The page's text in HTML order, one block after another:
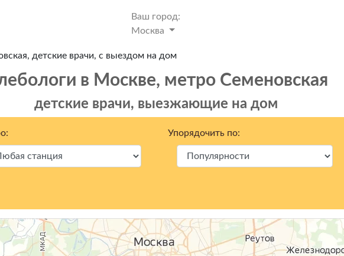
Ваш город:
Москва
детские врачи, с выездом на дом
в Москвe, метро Семеновская
детские врачи, выезжающие на дом
Упорядочить по: